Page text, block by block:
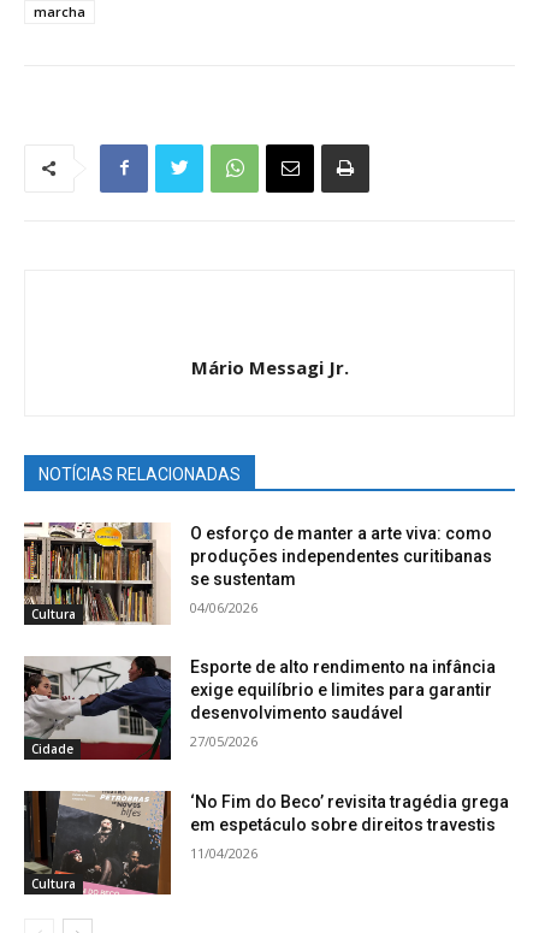
marcha
Mário Messagi Jr.
NOTÍCIAS RELACIONADAS
Cultura
O esforço de manter a arte viva: como
produções independentes curitibanas
se sustentam
04/06/2026
Cidade
Esporte de alto rendimento na infância
exige equilíbrio e limites para garantir
desenvolvimento saudável
27/05/2026
Cultura
‘No Fim do Beco’ revisita tragédia grega
em espetáculo sobre direitos travestis
11/04/2026